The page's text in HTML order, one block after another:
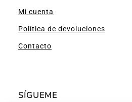
Mi cuenta
Política de devoluciones
Contacto
SÍGUEME